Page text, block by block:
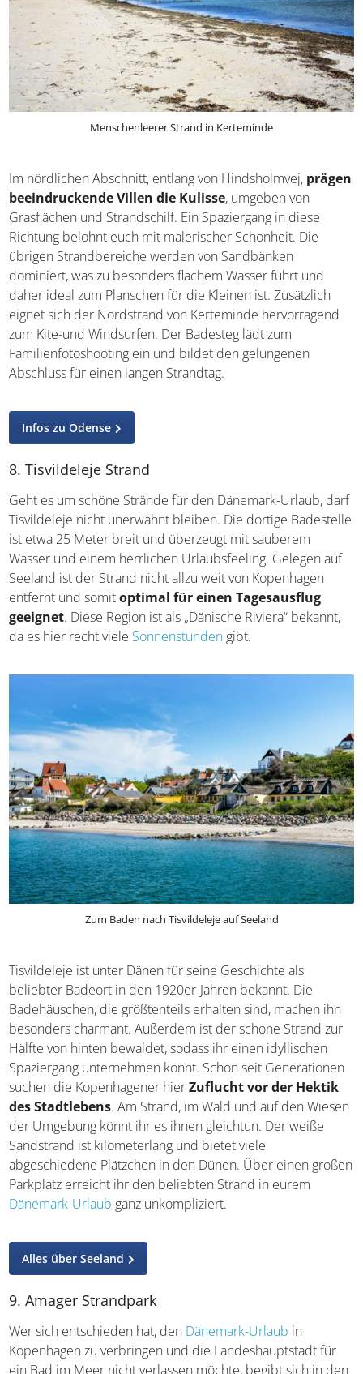
Im nördlichen Abschnitt, entlang von Hindsholmvej,
prägen beeindruckende Villen die Kulisse, umgeben
von Grasflächen und Strandschilf. Ein Spaziergang in
diese Richtung belohnt euch mit malerischer Schönheit.
Die übrigen Strandbereiche werden von Sandbänken
dominiert, was zu besonders flachem Wasser führt und
daher ideal zum Planschen für die Kleinen ist. Zusätzlich
eignet sich der Nordstrand von Kerteminde hervorragend
zum Kite-und Windsurfen. Der Badesteg lädt zum
Abschluss für einen langen Strandtag.
Infos zu Odense
8. Tisvildeleje Strand
Geht es um schöne Strände für den Dänemark-Urlaub,
darf Tisvildeleje nicht unerwähnt bleiben. Die dortige
Badestelle ist etwa 25 Meter breit und überzeugt mit
sauberem Wasser und einem herrlichen Urlaubsfeeling.
Gelegen auf Seeland ist der Strand nicht allzu weit von
Kopenhagen entfernt und somitoptimal für einen
Riviera“ bekannt, da es hier recht vieleSonnenstunden
Zum Baden nach Tisvildeleje auf Seeland
Tisvildeleje ist unter Dänen für seine Geschichte als
beliebter Badeort in den 1920er-Jahren bekannt. Die
Badehäuschen, die größtenteils erhalten sind, machen ihn
besonders charmant. Außerdem ist der schöne Strand
zur Hälfte von hinten bewaldet, sodass ihr einen
idyllischen Spaziergang unternehmen könnt. Schon seit
Generationen suchen die Kopenhagener hier
vor der Hektik des Stadtlebens. Am Strand, im Wald
und auf den Wiesen der Umgebung könnt ihr es ihnen
gleichtun. Der weiße Sandstrand ist kilometerlang und
bietet viele abgeschiedene Plätzchen in den Dünen. Über
in euremDänemark-Urlaub
Alles über Seeland
9. Amager Strandpark